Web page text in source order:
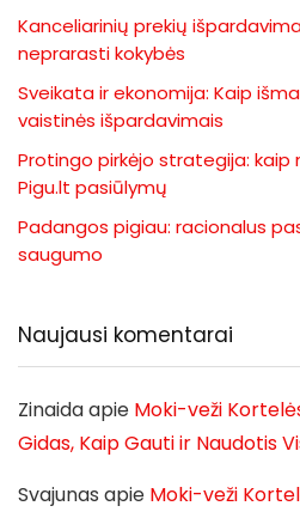
Kanceliarinių prekių
neprarasti kokybės
Sveikata ir ekonomija: Kaip
vaistinės išpardavimais
Protingo pirkėjo strategija: kaip
Pigu.lt pasiūlymų
Padangos pigiau: racionalus
saugumo
Naujausi komentarai
Zinaidaapie Moki-veži
Gidas, Kaip Gauti ir Naudotis
Svajunas apie Moki-veži